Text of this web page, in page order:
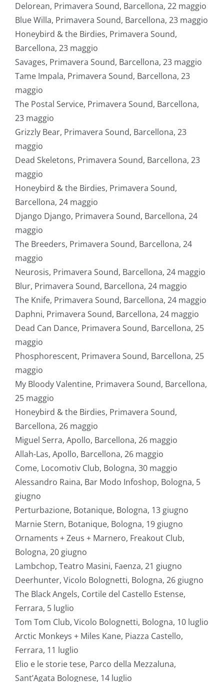
Delorean, Primavera Sound, Barcellona, 22 maggio
Blue Willa, Primavera Sound, Barcellona, 23 maggio
Honeybird & the Birdies, Primavera Sound,
Barcellona, 23 maggio
Savages, Primavera Sound, Barcellona, 23 maggio
Tame Impala, Primavera Sound, Barcellona, 23
maggio
The Postal Service, Primavera Sound, Barcellona,
23 maggio
Grizzly Bear, Primavera Sound, Barcellona, 23
maggio
Dead Skeletons, Primavera Sound, Barcellona, 23
maggio
Honeybird & the Birdies, Primavera Sound,
Barcellona, 24 maggio
Django Django, Primavera Sound, Barcellona, 24
maggio
The Breeders, Primavera Sound, Barcellona, 24
maggio
Neurosis, Primavera Sound, Barcellona, 24 maggio
Blur, Primavera Sound, Barcellona, 24 maggio
The Knife, Primavera Sound, Barcellona, 24 maggio
Daphni, Primavera Sound, Barcellona, 24 maggio
Dead Can Dance, Primavera Sound, Barcellona, 25
maggio
Phosphorescent, Primavera Sound, Barcellona, 25
maggio
My Bloody Valentine, Primavera Sound, Barcellona,
25 maggio
Honeybird & the Birdies, Primavera Sound,
Barcellona, 26 maggio
Miguel Serra, Apollo, Barcellona, 26 maggio
Allah-Las, Apollo, Barcellona, 26 maggio
Come, Locomotiv Club, Bologna, 30 maggio
Alessandro Raina, Bar Modo Infoshop, Bologna, 5
giugno
Perturbazione, Botanique, Bologna, 13 giugno
Marnie Stern, Botanique, Bologna, 19 giugno
Ornaments + Zeus + Marnero, Freakout Club,
Bologna, 20 giugno
Lambchop, Teatro Masini, Faenza, 21 giugno
Deerhunter, Vicolo Bolognetti, Bologna, 26 giugno
The Black Angels, Cortile del Castello Estense,
Ferrara, 5 luglio
Tom Tom Club, Vicolo Bolognetti, Bologna, 10 luglio
Arctic Monkeys + Miles Kane, Piazza Castello,
Ferrara, 11 luglio
Elio e le storie tese, Parco della Mezzaluna,
Sant’Agata Bolognese, 14 luglio